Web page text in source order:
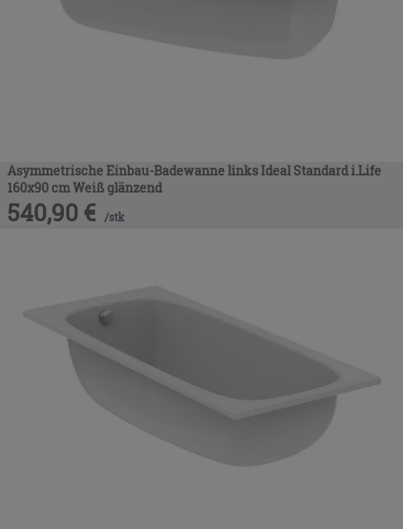
Asymmetrische Einbau-Badewanne links Ideal Standard i.Life
160x90 cm Weiß glänzend
540,90 € /stk